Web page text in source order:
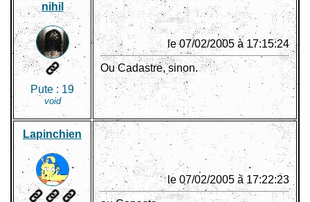
nihil
Pute : 19
void
le 07/02/2005 à 17:15:24
Ou Cadastre, sinon.
Lapinchien
le 07/02/2005 à 17:22:23